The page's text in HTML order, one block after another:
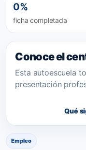
0%
ficha completada
Conoce el
Esta autoescuela
presentación
Qué
Empleo